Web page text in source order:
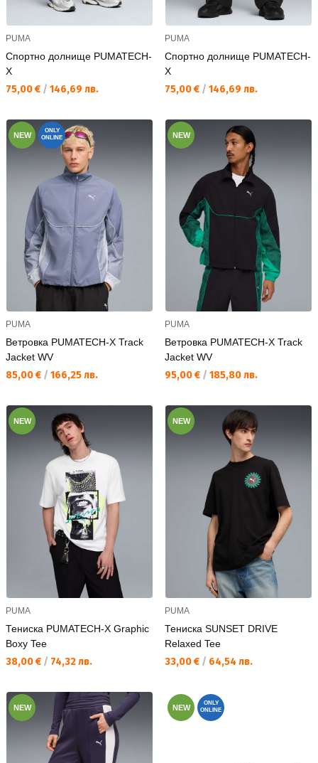
PUMA
Спортно долнище PUMATECH-
X
Текуща цена:
75,00 € / 146,69 лв.
PUMA
Спортно долнище PUMATECH-
X
Текуща цена:
75,00 € / 146,69 лв.
NEW
ONLY
ONLINE
PUMA
Ветровка PUMATECH-X Track
Jacket WV
Текуща цена:
85,00 € / 166,25 лв.
NEW
PUMA
Ветровка PUMATECH-X Track
Jacket WV
Текуща цена:
95,00 € / 185,80 лв.
NEW
PUMA
Тениска PUMATECH-X Graphic
Boxy Tee
Текуща цена:
38,00 € / 74,32 лв.
NEW
PUMA
Тениска SUNSET DRIVE
Relaxed Tee
Текуща цена:
33,00 € / 64,54 лв.
NEW NEW
ONLY
ONLINE